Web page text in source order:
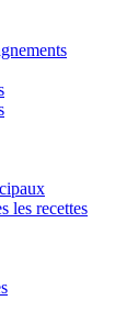
les recettes